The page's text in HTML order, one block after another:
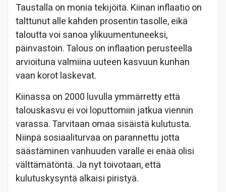
Taustalla on monia tekijöitä. Kiinan inflaatio on
talttunut alle kahden prosentin tasolle, eikä
taloutta voi sanoa ylikuumentuneeksi,
päinvastoin. Talous on inflaation perusteella
arvioituna valmiina uuteen kasvuun kunhan
vaan korot laskevat.
Kiinassa on 2000 luvulla ymmärretty että
talouskasvu ei voi loputtomiin jatkua viennin
varassa. Tarvitaan omaa sisäistä kulutusta.
Niinpä sosiaaliturvaa on parannettu jotta
säästäminen vanhuuden varalle ei enää olisi
välttämätöntä. Ja nyt toivotaan, että
kulutuskysyntä alkaisi piristyä.